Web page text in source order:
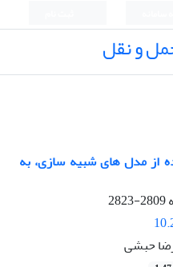
و نقل
از مدل های شبیه سازی، به
2809-2823
حبشی